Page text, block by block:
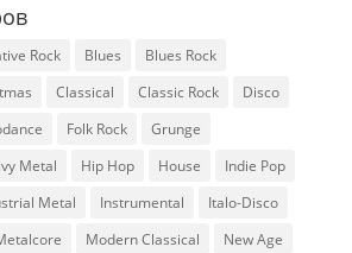
Rock Blues
Blues Rock
Classical Classic Rock
Disco
Folk Rock
Grunge
Metal Hip Hop House
Indie Pop
Metal Instrumental
Italo-Disco
Modern Classical
New Age